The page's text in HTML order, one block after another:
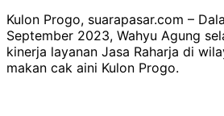
Kulon Progo, suarapasar.com –
September 2023, Wahyu Agung
kinerja layanan Jasa Raharja di
makan cak aini Kulon Progo.